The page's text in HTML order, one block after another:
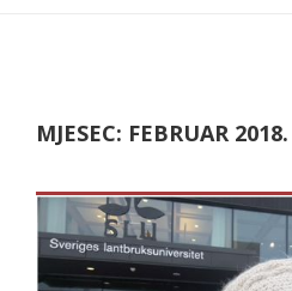
MJESEC: FEBRUAR 2018.